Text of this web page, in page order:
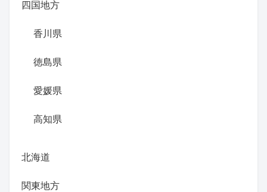
四国地方
香川県
徳島県
愛媛県
高知県
北海道
関東地方